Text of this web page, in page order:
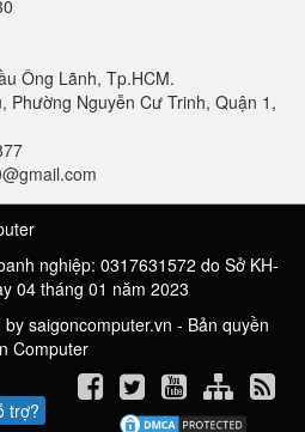
Ông Lãnh, Tp.HCM.
Phường Nguyễn Cư Trinh, Quận 1,
nghiệp: 0317631572 do Sở KH-
04 tháng 01 năm 2023
saigoncomputer.vn - Bản quyền
Computer
trợ?